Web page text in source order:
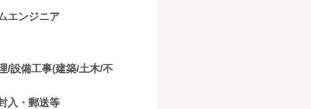
エンジニア
/設備工事(建築/土木/不
入・郵送等